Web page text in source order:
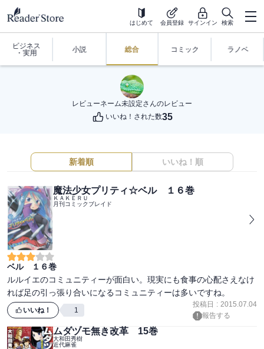
はじめて 会員登録 サインイン 検索
ビジネス
・実用
小説 総合 コミック ラノベ
レビューネーム未設定さんのレビュー
いいね！された数35
新着順 いいね！順
魔法少女プリティ☆ベル １６巻
ＫＡＫＥＲＵ
月刊コミックブレイド
ベル １６巻
ルルイエのコミュニティーが面白い。現実にも食事の心配さえなけ
れば足の引っ張り合いになるコミュニティーは多いですね。
いいね！ 1
投稿日 : 2015.07.04
報告する
ムダヅモ無き改革 15巻
大和田秀樹
近代麻雀